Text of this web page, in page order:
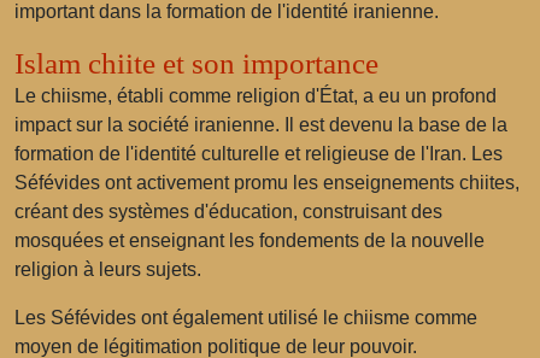
important dans la formation de l'identité iranienne.
Islam chiite et son importance
Le chiisme, établi comme religion d'État, a eu un profond
impact sur la société iranienne. Il est devenu la base de la
formation de l'identité culturelle et religieuse de l'Iran. Les
Séfévides ont activement promu les enseignements chiites,
créant des systèmes d'éducation, construisant des
mosquées et enseignant les fondements de la nouvelle
religion à leurs sujets.
Les Séfévides ont également utilisé le chiisme comme
moyen de légitimation politique de leur pouvoir.